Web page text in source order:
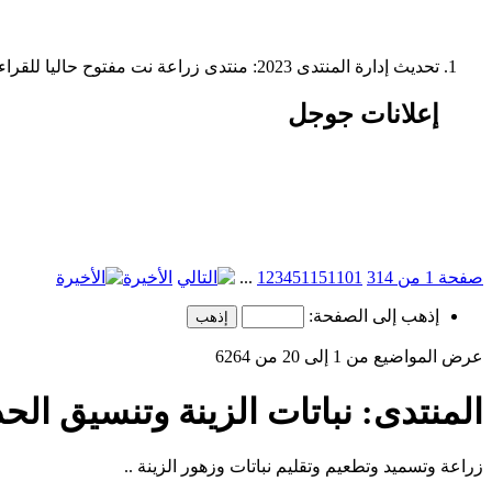
تحديث إدارة المنتدى 2023: منتدى زراعة نت مفتوح حاليا للقراءة فقط، ولا يقبل مشاركات جديدة. يمكنكم استخدام الشريط الظاهر أعلاه للبحث في كافة مواضيع المدوّنة والمنتدى.
إعلانات جوجل
صفحة 1 من 314 123451151101
... الأخيرة
إذهب إلى الصفحة:
عرض المواضيع من 1 إلى 20 من 6264
المنتدى: نباتات الزينة وتنسيق
زراعة وتسميد وتطعيم وتقليم نباتات وزهور الزينة ..